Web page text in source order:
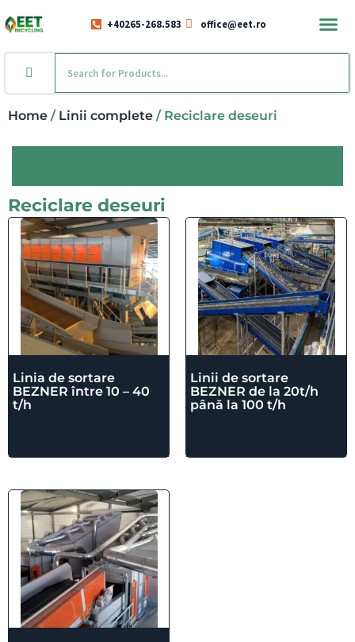
+40265-268.583 office@eet.ro
Home / Linii complete / Reciclare deseuri
Reciclare deseuri
Linia de sortare
BEZNER între 10 – 40
t/h
Linii de sortare
BEZNER de la 20t/h
până la 100 t/h